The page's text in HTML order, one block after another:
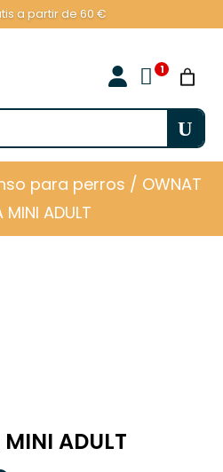
a partir de 60 €

para perros / OWNAT
MINI ADULT
ADULT